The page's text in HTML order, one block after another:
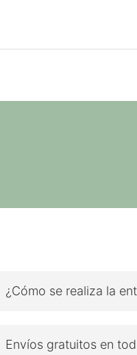
¿Cómo se realiza la
Envíos gratuitos en